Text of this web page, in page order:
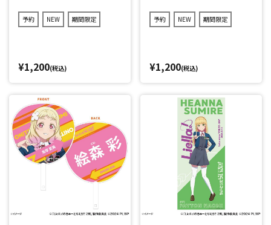
予約 NEW 期間限定
¥1,200(税込)
予約 NEW 期間限定
¥1,200(税込)